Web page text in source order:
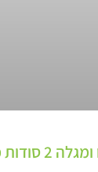
משמעותיים